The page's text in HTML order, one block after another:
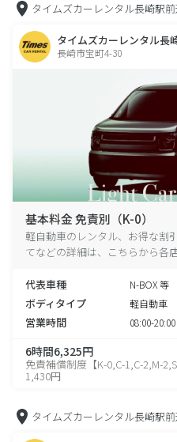
タイムズカーレンタル長崎駅
タイムズカーレンタル長
長崎市宝町4-30
基本料金 免責別（K-0）
軽自動車のレンタル、お得な割
てなどの詳細は、こちらから各
代表車種 N-BOX 等
ボディタイプ 軽自動車
営業時間 08:00-20:00
6時間6,325円
免責補償制度【K-0,C-1,C-2,M-2,S-
1,430円
タイムズカーレンタル長崎駅